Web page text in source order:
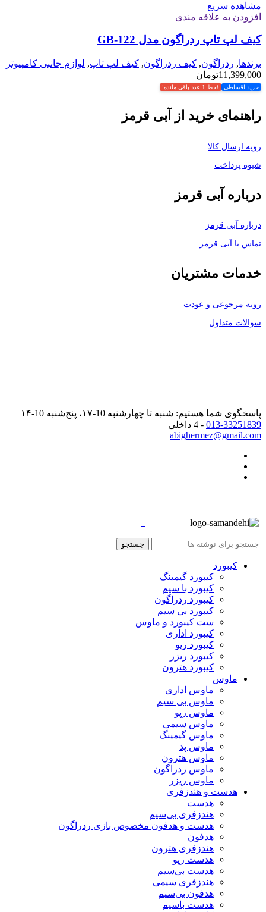
مشاهده سریع
افزودن به علاقه مندی
کیف لپ تاپ ردراگون مدل GB-122
برندها, ردراگون, کیف ردراگون, کیف لپ تاپ, لوازم جانبی کامپیوتر
11,399,000تومان
خرید اقساطی فقط 1 عدد باقی مانده!
راهنمای خرید از آبی قرمز
رویه ارسال کالا
شیوه پرداخت
درباره آبی قرمز
درباره آبی قرمز
تماس با آبی قرمز
خدمات مشتریان
رویه مرجوعی و عودت
سوالات متداول
پاسخگوی شما هستیم: شنبه تا چهارشنبه 10-۱۷، پنج‌شنبه 10-۱۴
013-33251839 - 4 داخلی
abighermez@gmail.com
جستجو
کیبورد
کیبورد گیمینگ
کیبورد با سیم
کیبورد ردراگون
کیبورد بی سیم
ست کیبورد و ماوس
کیبورد اداری
کیبورد رپو
کیبورد ریزر
کیبورد هترون
ماوس
ماوس اداری
ماوس بی سیم
ماوس رپو
ماوس سیمی
ماوس گیمینگ
ماوس پد
ماوس هترون
ماوس ردراگون
ماوس ریزر
هدست و هندزفری
هدست
هندزفری بی‌سیم
هدست و هدفون مخصوص بازی ردراگون
هدفون
هندزفری هترون
هدست رپو
هدست بی‌سیم
هندزفری سیمی
هدفون بی‌سیم
هدست باسیم